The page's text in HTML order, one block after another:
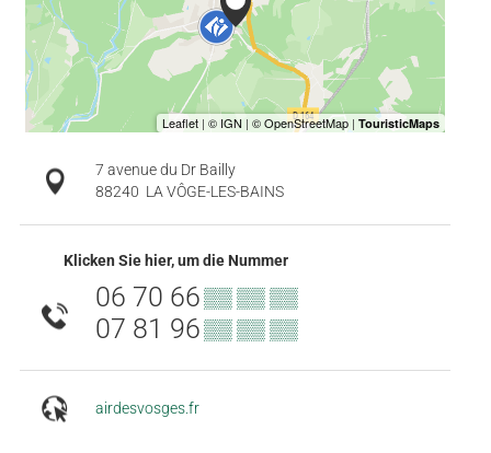
7 avenue du Dr Bailly
88240 LA VÔGE-LES-BAINS
Klicken Sie hier, um die Nummer
06 70 66▒▒ ▒▒ ▒▒
07 81 96▒▒ ▒▒ ▒▒
airdesvosges.fr